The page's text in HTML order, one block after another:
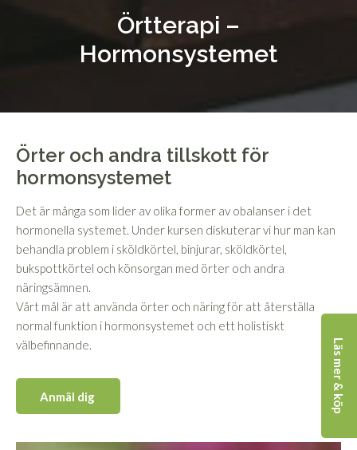
Örtterapi –
Hormonsystemet
Läs mer & köp
Örter och andra tillskott för
hormonsystemet
Det är många som lider av olika former av obalanser i det
hormonella systemet. Under kursen diskuterar vi hur man kan
behandla problem i sköldkörtel, binjurar, sköldkörtel,
bukspottkörtel och könsorgan med örter och andra
näringsämnen.
Vårt mål är att använda örter och näring för att återställa
normal funktion i hormonsystemet och ett holistiskt
välbefinnande.
Anmäl dig